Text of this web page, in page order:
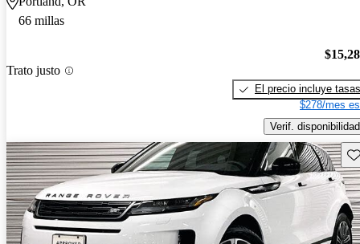
66 millas
Trato justo
El precio incluye tasas
$278/mes
Verif. disponibilidad